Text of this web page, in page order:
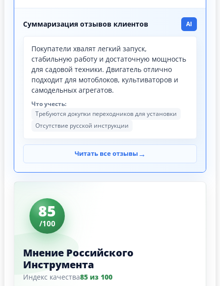
Суммаризация отзывов клиентов AI
Покупатели хвалят легкий запуск,
стабильную работу и достаточную мощность
для садовой техники. Двигатель отлично
подходит для мотоблоков, культиваторов и
самодельных агрегатов.
Что учесть:
Требуются докупки переходников для установки
Отсутствие русской инструкции
Читать все отзывы →
85
/100
Мнение Российского
Инструмента
Индекс качества85 из 100